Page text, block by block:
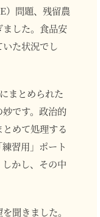
）問題、残留農
した。食品安
た状況でし
まとめられた
です。政治的
めて処理する
習用」ポート
かし、その中
聞きました。